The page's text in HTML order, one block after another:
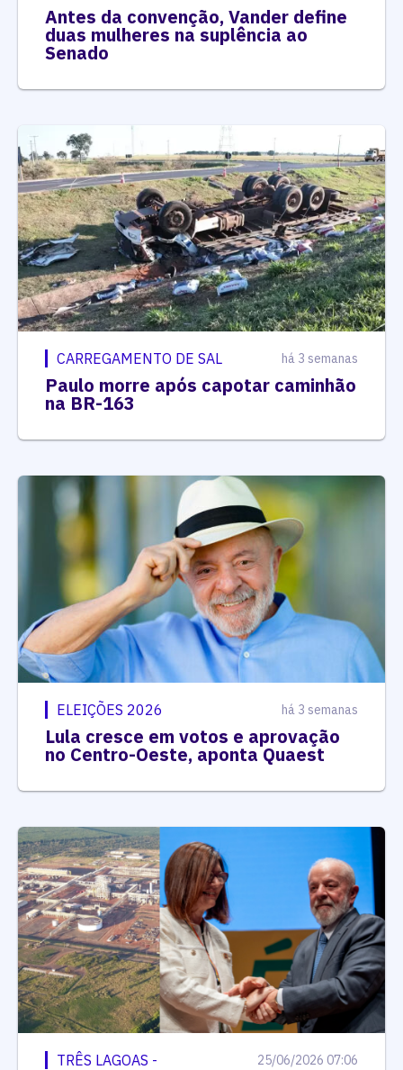
Antes da convenção, Vander define
duas mulheres na suplência ao
Senado
CARREGAMENTO DE SAL há 3 semanas
Paulo morre após capotar caminhão
na BR-163
ELEIÇÕES 2026 há 3 semanas
Lula cresce em votos e aprovação
no Centro-Oeste, aponta Quaest
TRÊS LAGOAS - 25/06/2026 07:06